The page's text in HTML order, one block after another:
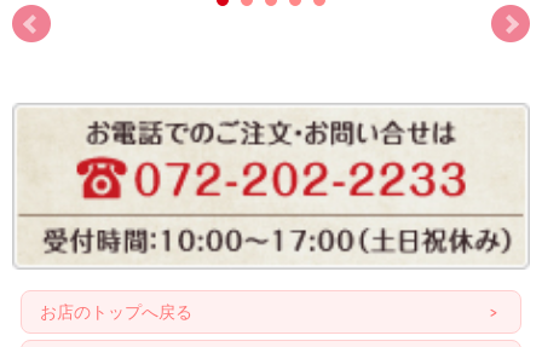
お店のトップへ戻る